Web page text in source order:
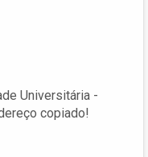
Universitária -
copiado!